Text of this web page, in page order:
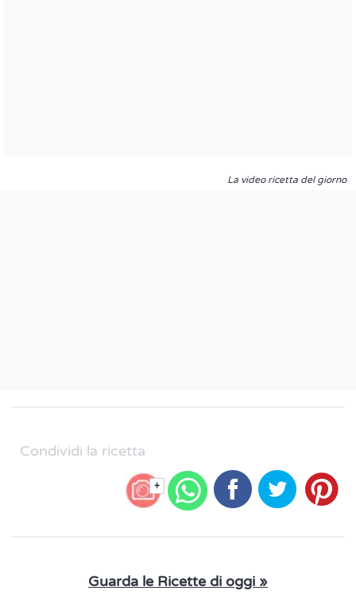
La video ricetta del giorno
Condividi la ricetta
+
Guarda le Ricette di oggi »